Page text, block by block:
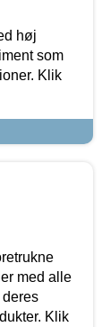
høj
som
Klik
med alle
Klik